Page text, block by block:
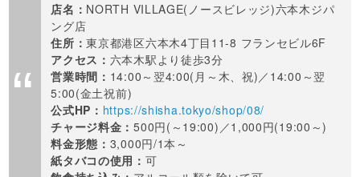
店名： NORTH VILLAGE(ノースビレッジ)六本木ジパ
ング店
住所：東京都港区六本木4丁目11-8 フランセビル6F
アクセス： 六本木駅より徒歩3分
営業時間： 14:00～翌4:00(月～木、祝)／14:00～翌
5:00(金土祝前)
公式HP： https://shisha.tokyo/shop/08/
チャージ料金：500円(～19:00)／1,000円(19:00～)
料金形態： 3,000円/1本～
紙タバコの使用： 可